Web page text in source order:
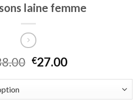
laine femme
€27.00